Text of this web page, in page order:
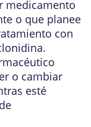
medicamento
o que planee
con
o cambiar
esté